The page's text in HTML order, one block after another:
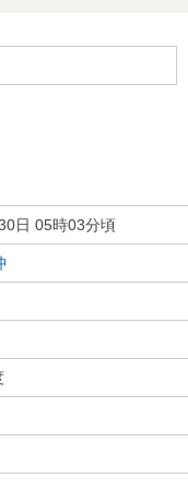
日 05時03分頃